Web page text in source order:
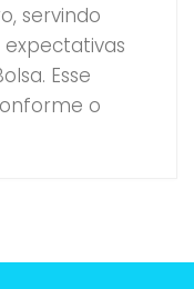
servindo
Esse
o